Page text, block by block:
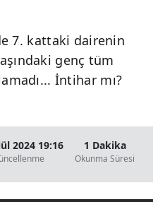
7. kattaki dairenin
genç tüm
İntihar mı?
2024 19:16 1 Dakika
Okunma Süresi